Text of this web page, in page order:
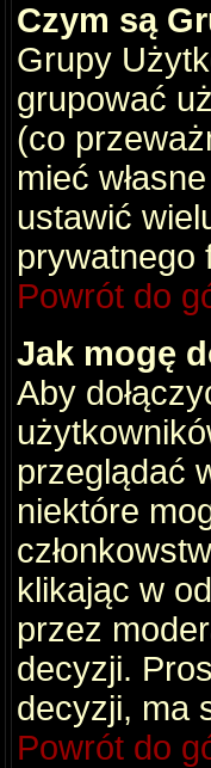
Czym są
Grupy
grupować
(co
mieć
ustawić
prywatnego
Powrót do
Jak mogę
Aby
przeglądać
niektóre
klikając w
przez
decyzji.
decyzji, ma
Powrót do